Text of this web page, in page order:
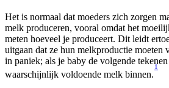
Het is normaal dat moeders zich zorgen
melk produceren, vooral omdat het
meten hoeveel je produceert. Dit leidt
uitgaan dat ze hun melkproductie moeten
in paniek; als je baby de volgende
waarschijnlijk voldoende melk binnen.
1